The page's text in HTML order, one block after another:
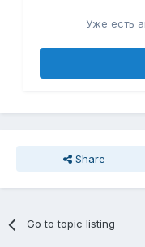
Уже есть
Share
Go to topic listing